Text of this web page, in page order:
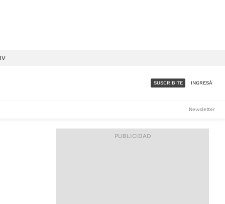
ACCESO FULL - $1.800/MES
SUSCRIBITE INGRESÁ
Newsletter